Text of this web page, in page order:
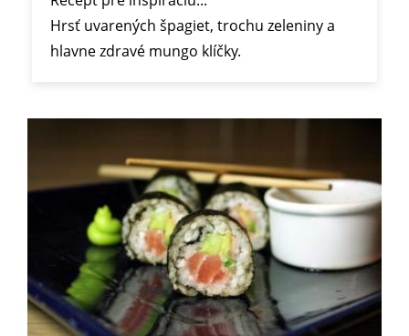
Hrsť uvarených špagiet, trochu zeleniny a
hlavne zdravé mungo klíčky.